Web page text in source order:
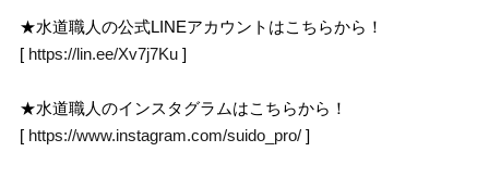
★水道職人の公式LINEアカウントはこちらから！
[ https://lin.ee/Xv7j7Ku ]
★水道職人のインスタグラムはこちらから！
[ https://www.instagram.com/suido_pro/ ]